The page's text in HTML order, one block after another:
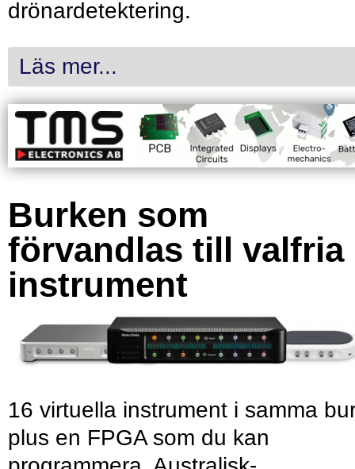
drönardetektering.
Läs mer...
Burken som
förvandlas till valfria
instrument
16 virtuella instrument i samma
plus en FPGA som du kan